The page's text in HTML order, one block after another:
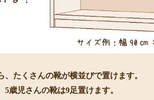
たくさんの靴が横並びで置けます。
歳児さんの靴は9足置けます。